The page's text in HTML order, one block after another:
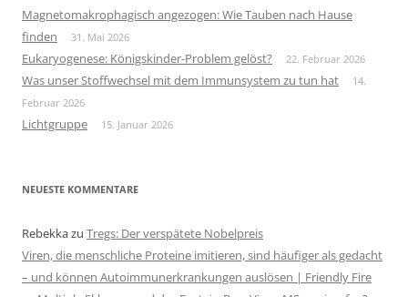
Magnetomakrophagisch angezogen: Wie Tauben nach Hause
finden
31. Mai 2026
Eukaryogenese: Königskinder-Problem gelöst? 22. Februar 2026
Was unser Stoffwechsel mit dem Immunsystem zu tun hat
14.
Februar 2026
Lichtgruppe 15. Januar 2026
NEUESTE KOMMENTARE
Rebekkazu Tregs: Der verspätete Nobelpreis
Viren, die menschliche Proteine imitieren, sind häufiger als gedacht
– und können Autoimmunerkrankungen auslösen | Friendly Fire